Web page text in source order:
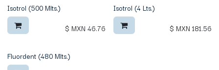
Isotrol (500 Mlts.)
$ MXN 46.76
Isotrol (4 Lts.)
$ MXN 181.56
Fluordent (480 Mlts.)